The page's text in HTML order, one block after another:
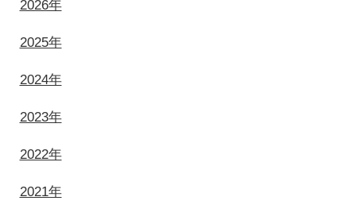
2026年
2025年
2024年
2023年
2022年
2021年